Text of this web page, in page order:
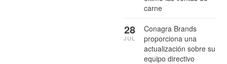
carne
Conagra Brands
proporciona una
actualización sobre su
equipo directivo
28
JUL